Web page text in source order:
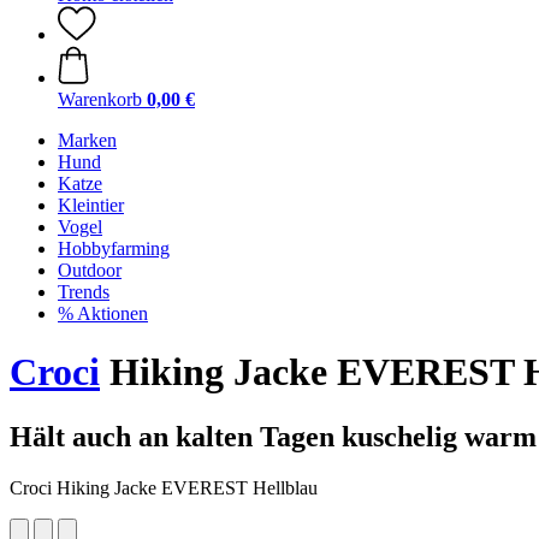
Warenkorb 0,00 €
Marken
Hund
Katze
Kleintier
Vogel
Hobbyfarming
Outdoor
Trends
% Aktionen
Croci Hiking Jacke EVEREST
Hält auch an kalten Tagen kuschelig warm
Croci Hiking Jacke EVEREST Hellblau